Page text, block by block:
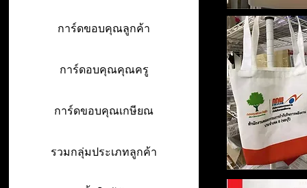
การ์ดขอบคุณลูกค้า
การ์ดอบคุณคุณครู
การ์ดขอบคุณเกษียณ
รวมกลุ่มประเภทลูกค้า